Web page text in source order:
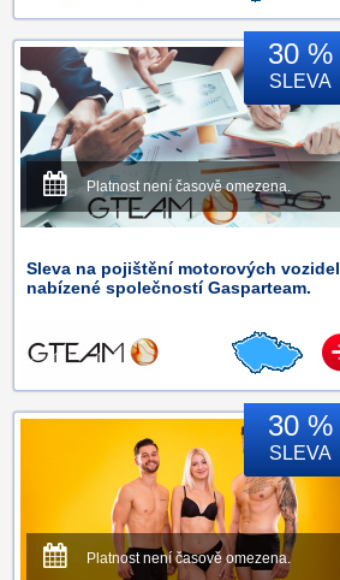
30 %
SLEVA
Platnost není časově omezena.
Sleva na pojištění motorových vozidel
nabízené společností Gasparteam.
30 %
SLEVA
Platnost není časově omezena.